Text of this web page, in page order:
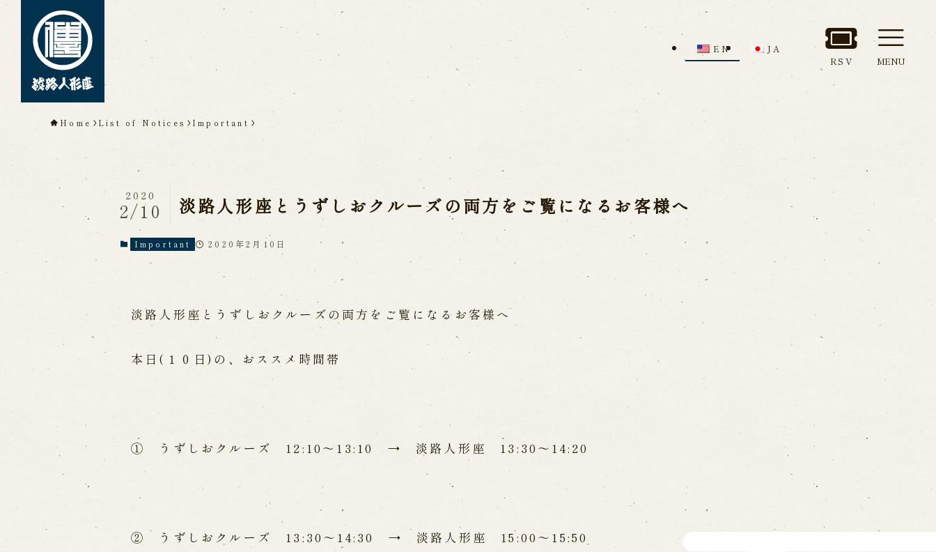
About Awaji Ningyoza(Awaji Puppet
Living National Treasure, the late Master
Tsuruzawa Tomoji
Origin of the Awaji Ningyoza
People trained at the Awaji Ningyoza
Inheriting Awaji Ningyo Joruri
Performances info
Current Performances
Upcoming Performances
Touring show
Touring show
School Visit
海外旅行客向け特別公演「くにうみ」
History
Opening Dates and Admission
Indoor Introduction
Contact Us
FAQ Call us
Reservation
Online Reservation
Reservation via e-mail form
※株式会社うずのくに南あわじの求人情報ページへ移動します
通販サイトうずのくに
EN JA
RSV MENU
Home List of Notices Important
淡路人形座とうずしおクルーズの両方をご覧になるお客様へ
2020
2/10
Important 2020年2月10日
淡路人形座とうずしおクルーズの両方をご覧になるお客様へ
本日(１０日)の、おススメ時間帯
① うずしおクルーズ 12:10～13:10 → 淡路人形座 13:30～14:20
② うずしおクルーズ 13:30～14:30 → 淡路人形座 15:00～15:50